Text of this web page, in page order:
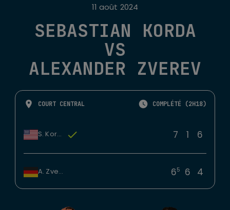
SEBASTIAN KORDA
VS
ALEXANDER ZVEREV
11 août 2024
COURT CENTRAL COMPLÉTÉ (2H18)
S. Korda 7 1 6
A. Zverev 65 6 4